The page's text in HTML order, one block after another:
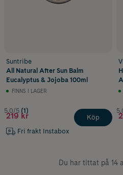
Suntribe
All Natural After Sun Balm
Eucalyptus & Jojoba 100ml
FINNS I LAGER
5.0/5 (1)
219 kr
Fri frakt Instabox
Köp
Du har tittat på 14